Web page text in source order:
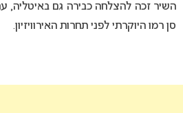
השיר זכה להצלחה כבירה גם באיטליה,
סן רמו היוקרתי לפני תחרות האירוויזיון.